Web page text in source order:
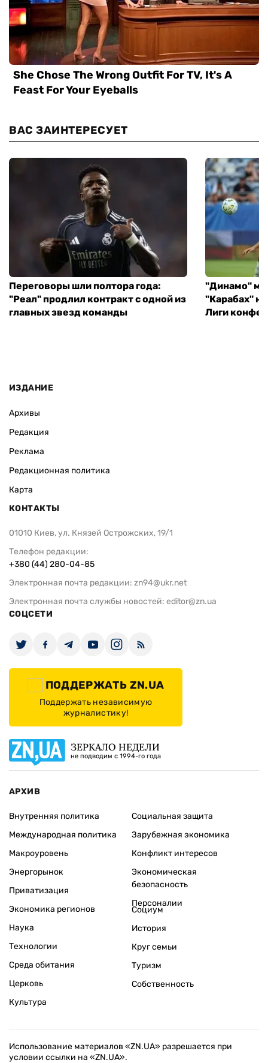
ВАС ЗАИНТЕРЕСУЕТ
Переговоры шли полтора года:
"Реал" продлил контракт с одной из
главных звезд команды
"Динамо"
"Карабах"
Лиги
ИЗДАНИЕ
Архивы
Редакция
Реклама
Редакционная политика
Карта
КОНТАКТЫ
01010 Киев, ул. Князей Острожских, 19/1
Телефон редакции:
+380 (44) 280-04-85
Электронная почта редакции: zn94@ukr.net
Электронная почта службы новостей: editor@zn.ua
СОЦСЕТИ
ПОДДЕРЖАТЬ ZN.UA
Поддержать независимую
журналистику!
ЗЕРКАЛО НЕДЕЛИ
не подводим с 1994-го года
АРХИВ
Внутренняя политика
Международная политика
Макроуровень
Энергорынок
Приватизация
Экономика регионов
Социальная защита
Зарубежная экономика
Конфликт интересов
Экономическая
безопасность
Персоналии
Наука
Технологии
Среда обитания
Церковь
Культура
Социум
История
Круг семьи
Туризм
Собственность
Использование материалов «ZN.UA» разрешается при
условии ссылки на «ZN.UA».